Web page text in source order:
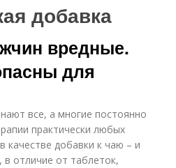
добавка
вредные.
для
все, а многие постоянно
практически любых
качестве добавки к чаю – и
в отличие от таблеток,